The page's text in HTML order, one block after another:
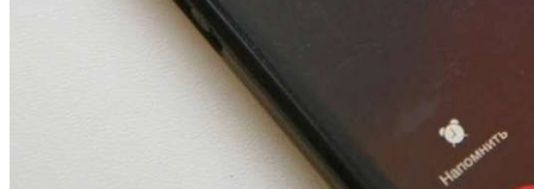
Фестиваль #ТриЧетыре в Волгограде пройдёт
11–13 сентября в рамках Года единства народов